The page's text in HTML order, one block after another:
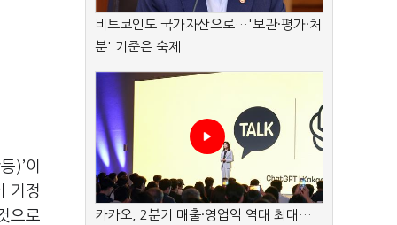
)’이
기정
으로
비트코인도 국가자산으로…'보관·평가·처
분' 기준은 숙제
카카오, 2분기 매출·영업익 역대 최대…